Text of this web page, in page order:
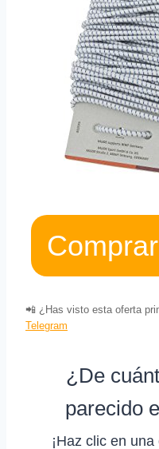
📲 ¿Has visto esta oferta
Telegram
¿De
parecido
¡Haz clic en